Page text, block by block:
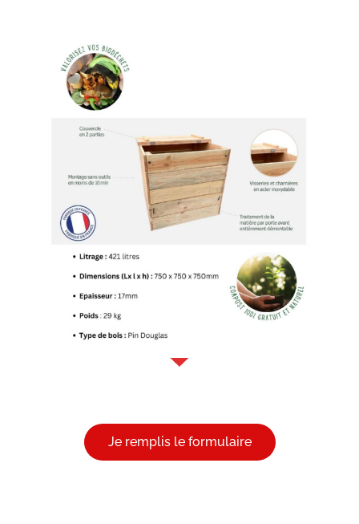
Je remplis le formulaire